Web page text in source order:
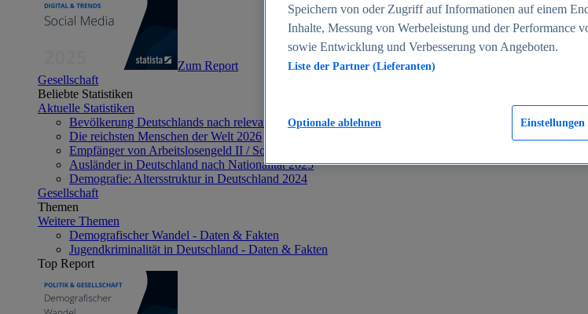
Zum Report
Gesellschaft
Beliebte Statistiken
Aktuelle Statistiken
Bevölkerung Deutschlands nach relevanten Altersgruppen 2024
Die reichsten Menschen der Welt 2026
Empfänger von Arbeitslosengeld II / Sozialgeld / Bürgergeld in Deutschland 2005-2025
Ausländer in Deutschland nach Nationalität 2025
Demografie: Altersstruktur in Deutschland 2024
Gesellschaft
Themen
Weitere Themen
Demografischer Wandel - Daten & Fakten
Jugendkriminalität in Deutschland - Daten & Fakten
Top Report
Speichern von oder Zugriff auf Informationen auf einem
Inhalte, Messung von Werbeleistung und der Performance
sowie Entwicklung und Verbesserung von Angeboten.
Liste der Partner (Lieferanten)
Einstellungen
Optionale ablehnen